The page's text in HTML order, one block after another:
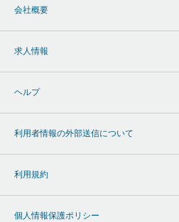
会社概要
求人情報
ヘルプ
利用者情報の外部送信について
利用規約
個人情報保護ポリシー